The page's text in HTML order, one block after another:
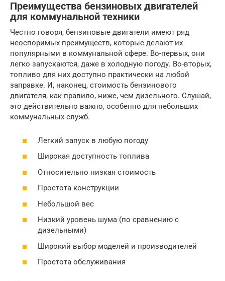
Преимущества бензиновых двигателей
для коммунальной техники
Честно говоря, бензиновые двигатели имеют ряд
неоспоримых преимуществ, которые делают их
популярными в коммунальной сфере. Во-первых, они
легко запускаются, даже в холодную погоду. Во-вторых,
топливо для них доступно практически на любой
заправке. И, наконец, стоимость бензинового
двигателя, как правило, ниже, чем дизельного. Слушай,
это действительно важно, особенно для небольших
коммунальных служб.
Легкий запуск в любую погоду
Широкая доступность топлива
Относительно низкая стоимость
Простота конструкции
Небольшой вес
Низкий уровень шума (по сравнению с
дизельными)
Широкий выбор моделей и производителей
Простота обслуживания